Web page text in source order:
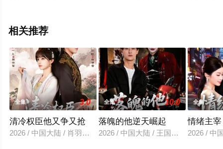
相关推荐
全集 3.0
清冷权臣他又争又抢
2026 / 中国大陆 / 肖羽凯＆林一允
全集 10.0
落魄的他逆天崛起
2026 / 中国大陆 / 王国豪杰＆诗语＆
全集
情绪主
2026 / 中